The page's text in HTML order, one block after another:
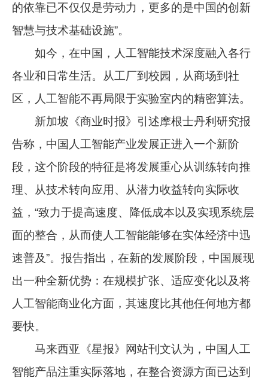
的依靠已不仅仅是劳动力，更多的是中国的创新
智慧与技术基础设施”。
如今，在中国，人工智能技术深度融入各行
各业和日常生活。从工厂到校园，从商场到社
区，人工智能不再局限于实验室内的精密算法。
新加坡《商业时报》引述摩根士丹利研究报
告称，中国人工智能产业发展正进入一个新阶
段，这个阶段的特征是将发展重心从训练转向推
理、从技术转向应用、从潜力收益转向实际收
益，“致力于提高速度、降低成本以及实现系统层
面的整合，从而使人工智能能够在实体经济中迅
速普及”。报告指出，在新的发展阶段，中国展现
出一种全新优势：在规模扩张、适应变化以及将
人工智能商业化方面，其速度比其他任何地方都
要快。
马来西亚《星报》网站刊文认为，中国人工
智能产品注重实际落地，在整合资源方面已达到